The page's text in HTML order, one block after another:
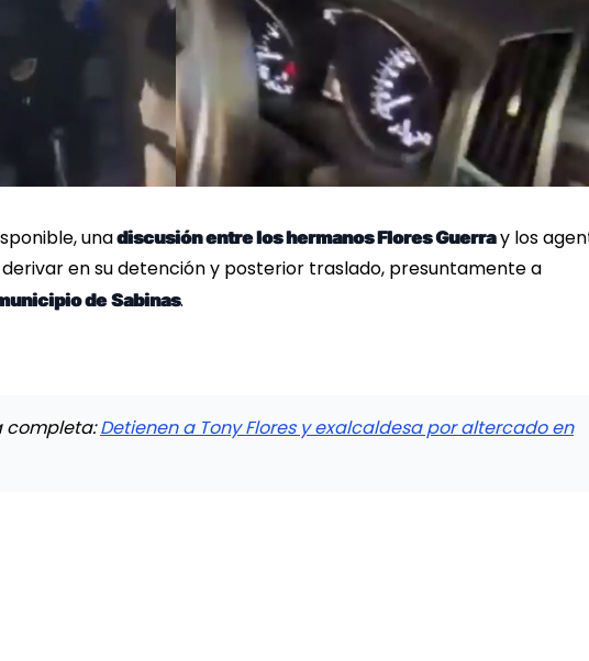
unadiscusión entre los hermanos Flores Guerray los
en su detención y posterior traslado, presuntamente a
de Sabinas.
completa:Detienen a Tony Flores y exalcaldesa por altercado en